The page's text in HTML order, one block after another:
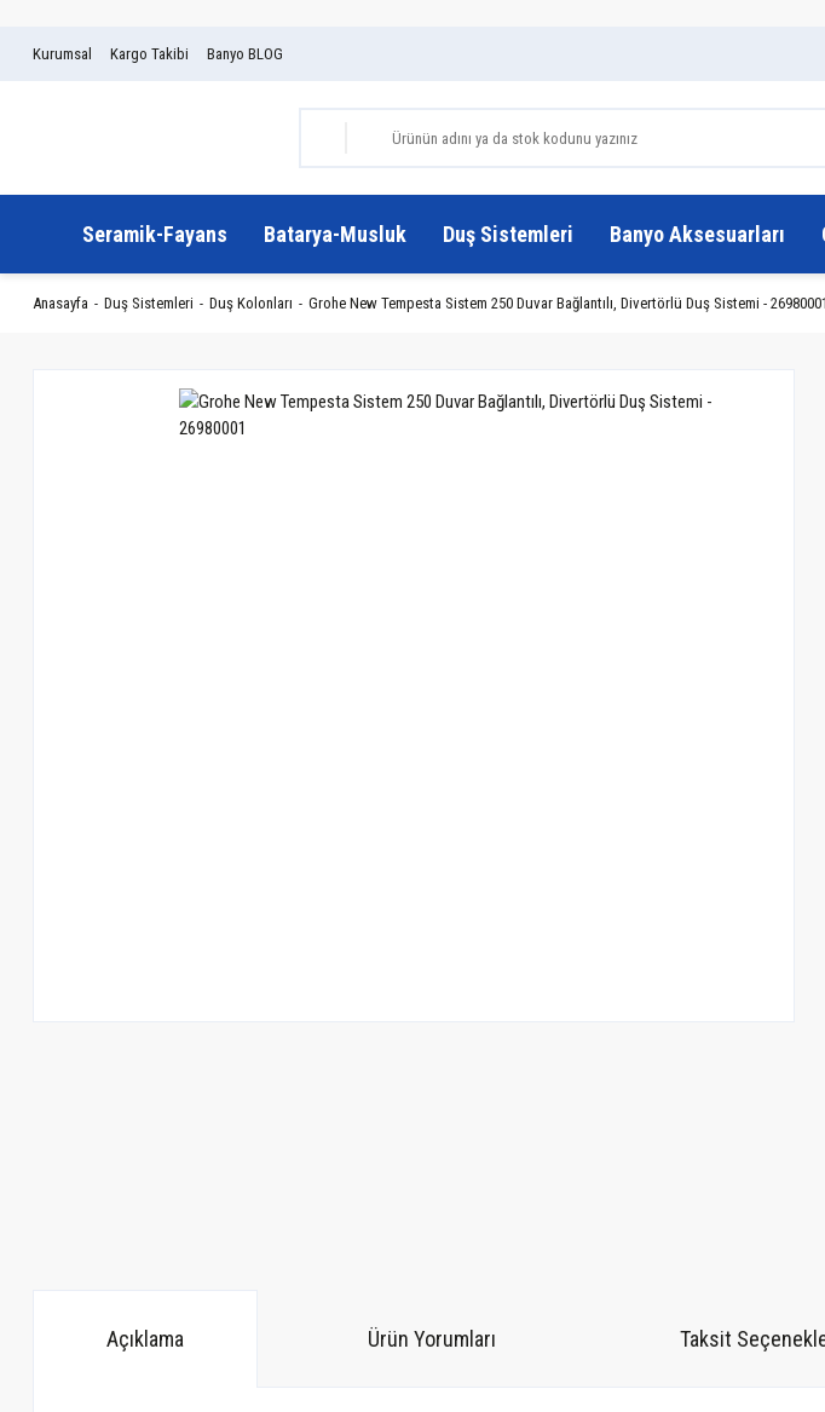
Kurumsal Kargo Takibi Banyo BLOG
Seramik-Fayans Batarya-Musluk Duş Sistemleri Banyo Aksesuarları
Anasayfa Duş Sistemleri Duş Kolonları Grohe New Tempesta Sistem 250 Duvar Bağlantılı, Divertörlü Duş Sistemi - 26980001
Açıklama Ürün Yorumları Taksit